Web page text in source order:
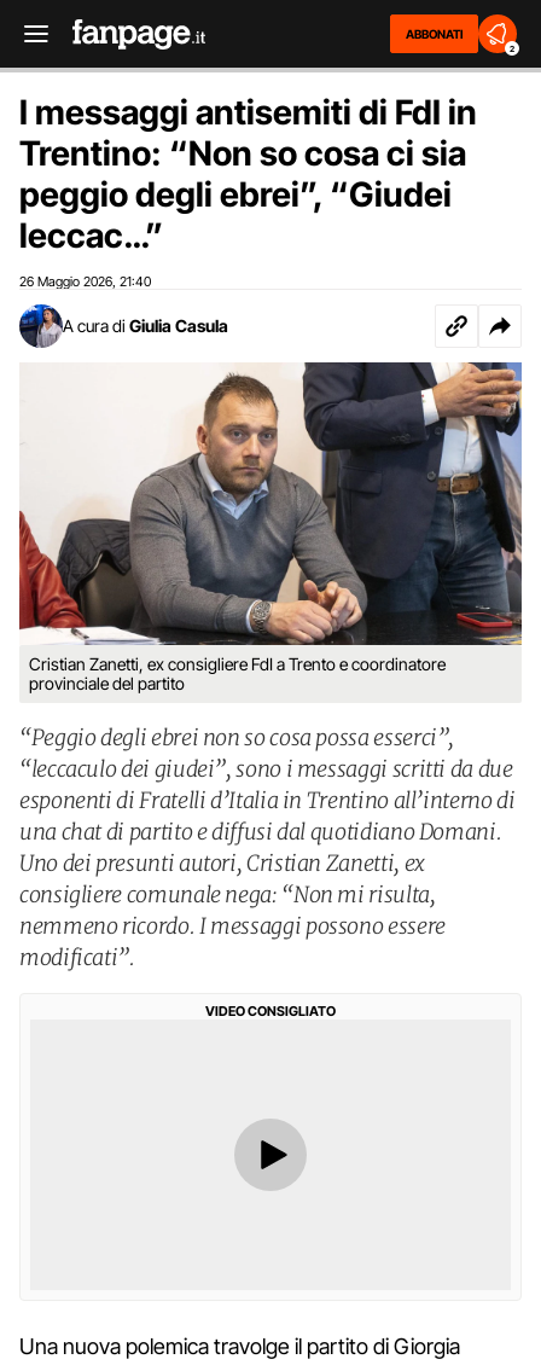
ABBONATI
2
I messaggi antisemiti di FdI in
Trentino: “Non so cosa ci sia
peggio degli ebrei”, “Giudei
leccac…”
26 Maggio 2026 21:40
A cura di Giulia Casula
Cristian Zanetti, ex consigliere FdI a Trento e coordinatore
provinciale del partito
“Peggio degli ebrei non so cosa possa esserci”,
“leccaculo dei giudei”, sono i messaggi scritti da due
esponenti di Fratelli d’Italia in Trentino all’interno di
una chat di partito e diffusi dal quotidiano Domani.
Uno dei presunti autori, Cristian Zanetti, ex
consigliere comunale nega: “Non mi risulta,
nemmeno ricordo. I messaggi possono essere
modificati”.
VIDEO CONSIGLIATO
Una nuova polemica travolge il partito di Giorgia